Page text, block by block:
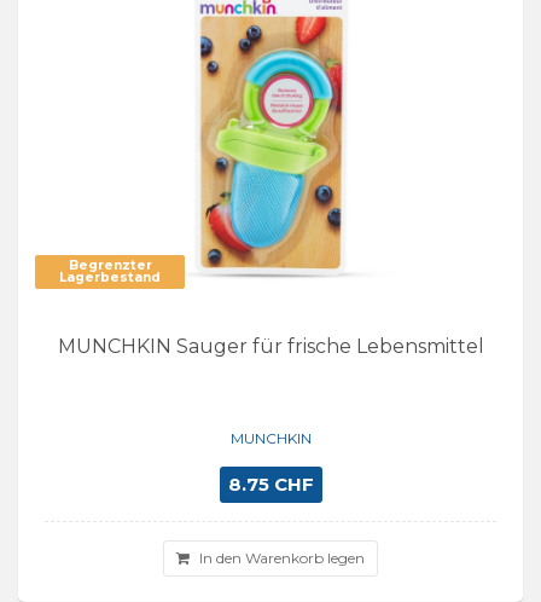
Begrenzter
Lagerbestand
MUNCHKIN Sauger für frische Lebensmittel
MUNCHKIN
8.75 CHF
In den Warenkorb legen